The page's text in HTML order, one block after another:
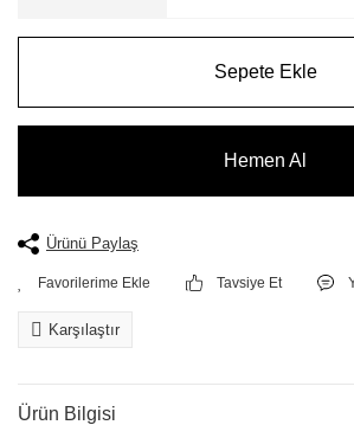
Sepete Ekle
Hemen Al
Ürünü Paylaş
Tavsiye Et
Karşılaştır
Ürün Bilgisi